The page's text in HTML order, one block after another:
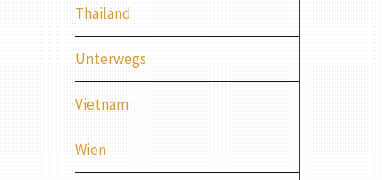
Thailand
Unterwegs
Vietnam
Wien